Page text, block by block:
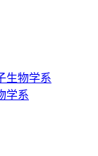
生物学系
学系